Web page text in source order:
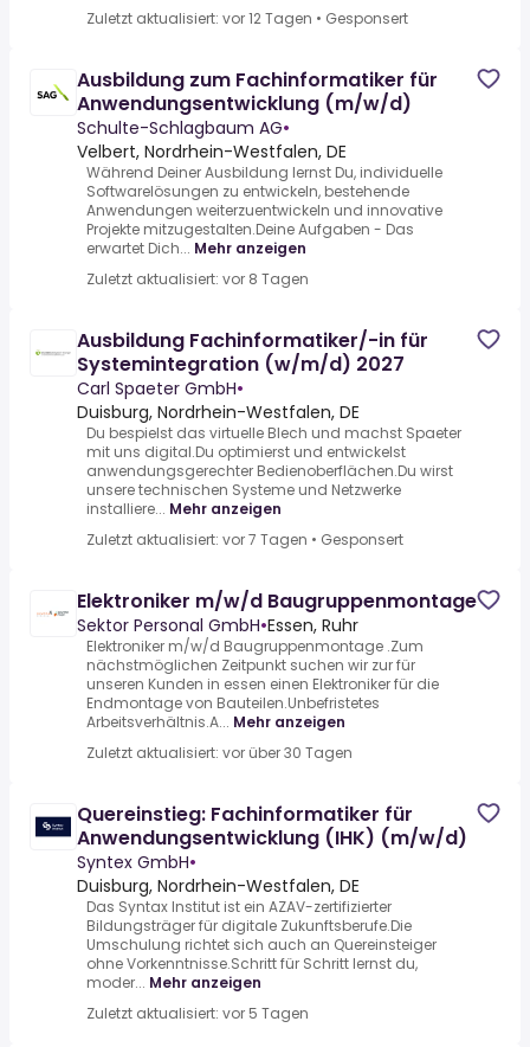
Zuletzt aktualisiert: vor 12 Tagen • Gesponsert
Ausbildung zum Fachinformatiker für
Anwendungsentwicklung (m/w/d)
Schulte-Schlagbaum AG•
Velbert, Nordrhein-Westfalen, DE
Während Deiner Ausbildung lernst Du, individuelle
Softwarelösungen zu entwickeln, bestehende
Anwendungen weiterzuentwickeln und innovative
Projekte mitzugestalten.Deine Aufgaben - Das
erwartet Dich... Mehr anzeigen
Zuletzt aktualisiert: vor 8 Tagen
Ausbildung Fachinformatiker/-in für
Systemintegration (w/m/d) 2027
Carl Spaeter GmbH•
Duisburg, Nordrhein-Westfalen, DE
Du bespielst das virtuelle Blech und machst Spaeter
mit uns digital.Du optimierst und entwickelst
anwendungsgerechter Bedienoberflächen.Du wirst
unsere technischen Systeme und Netzwerke
installiere... Mehr anzeigen
Zuletzt aktualisiert: vor 7 Tagen • Gesponsert
Elektroniker m/w/d Baugruppenmontage
Sektor Personal GmbH•Essen, Ruhr
Elektroniker m/w/d Baugruppenmontage .Zum
nächstmöglichen Zeitpunkt suchen wir zur für
unseren Kunden in essen einen Elektroniker für die
Endmontage von Bauteilen.Unbefristetes
Arbeitsverhältnis.A... Mehr anzeigen
Zuletzt aktualisiert: vor über 30 Tagen
Quereinstieg: Fachinformatiker für
Anwendungsentwicklung (IHK) (m/w/d)
Syntex GmbH•
Duisburg, Nordrhein-Westfalen, DE
Das Syntax Institut ist ein AZAV-zertifizierter
Bildungsträger für digitale Zukunftsberufe.Die
Umschulung richtet sich auch an Quereinsteiger
ohne Vorkenntnisse.Schritt für Schritt lernst du,
moder... Mehr anzeigen
Zuletzt aktualisiert: vor 5 Tagen